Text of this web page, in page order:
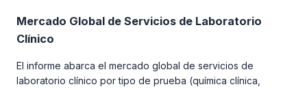
Mercado Global de Servicios de Laboratorio
Clínico
El informe abarca el mercado global de servicios de
laboratorio clínico por tipo de prueba (química clínica,